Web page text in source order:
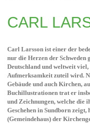
CARL
Carl Larsson ist einer der
nur die Herzen der Schweden
Deutschland und weltweit
Aufmerksamkeit zuteil wird.
Gebäude und auch Kirchen,
Buchillustrationen trat er
und Zeichnungen, welche die
Geschehen in Sundborn
(Gemeindehaus) der